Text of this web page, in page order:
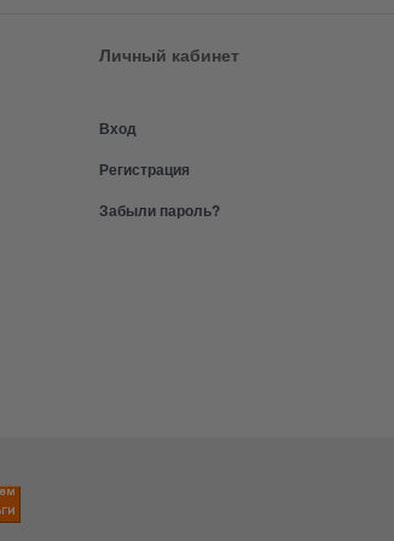
Личный кабинет
Вход
Регистрация
Забыли пароль?